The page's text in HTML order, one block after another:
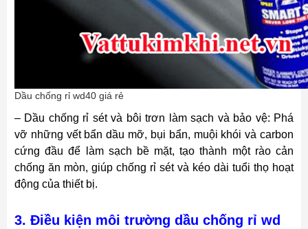
Dầu chống rỉ wd40 giá rẻ
– Dầu chống rỉ sét và bôi trơn làm sạch và bảo vệ: Phá
vỡ những vết bẩn dầu mỡ, bụi bẩn, muội khói và carbon
cứng đầu để làm sạch bề mặt, tạo thành một rào cản
chống ăn mòn, giúp chống rỉ sét và kéo dài tuổi thọ hoạt
động của thiết bị.
3. Điều kiện môi trường dầu chống rỉ wd